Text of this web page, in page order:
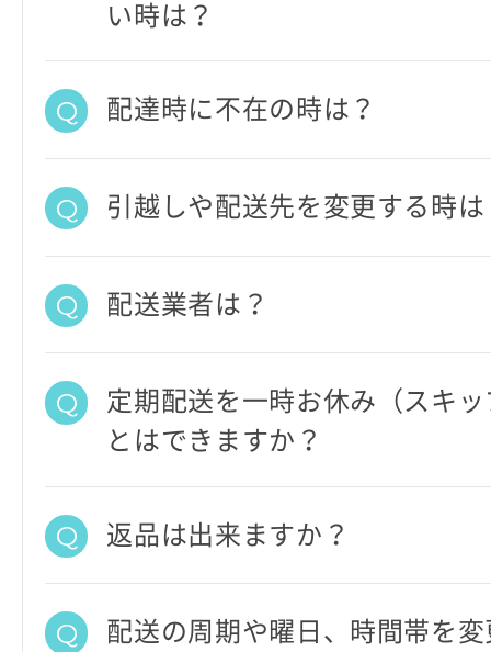
い時は？
配達時に不在の時は？
引越しや配送先を変更する時は
配送業者は？
定期配送を一時お休み（スキ
とはできますか？
返品は出来ますか？
配送の周期や曜日、時間帯を